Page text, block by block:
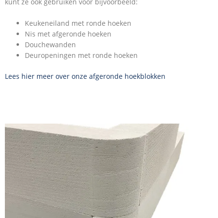
kunt ze ook gebruiken voor bijvoorbeeld:
Keukeneiland met ronde hoeken
Nis met afgeronde hoeken
Douchewanden
Deuropeningen met ronde hoeken
Lees hier meer over onze afgeronde hoekblokken